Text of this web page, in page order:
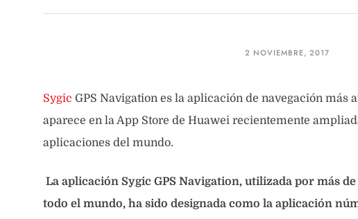
2 NOVIEMBRE, 2017
Sygic GPS Navigation es la aplicación de navegación más
aparece en la App Store de Huawei recientemente
aplicaciones del mundo.
La aplicación Sygic GPS Navigation, utilizada por más
todo el mundo, ha sido designada como la aplicación